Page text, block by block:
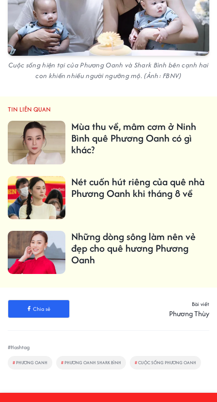
Cuộc sống hiện tại của Phương Oanh và Shark Bình bên cạnh hai
con khiến nhiều người ngưỡng mộ. (Ảnh: FBNV)
TIN LIÊN QUAN
Mùa thu về, mâm cơm ở Ninh
Bình quê Phương Oanh có gì
khác?
Nét cuốn hút riêng của quê nhà
Phương Oanh khi tháng 8 về
Những dòng sông làm nên vẻ
đẹp cho quê hương Phương
Oanh
Chia sẻ
Bài viết
Phương Thùy
#Hashtag
# PHƯƠNG OANH # PHƯƠNG OANH SHARK BÌNH #CUỘC SỐNG PHƯƠNG OANH